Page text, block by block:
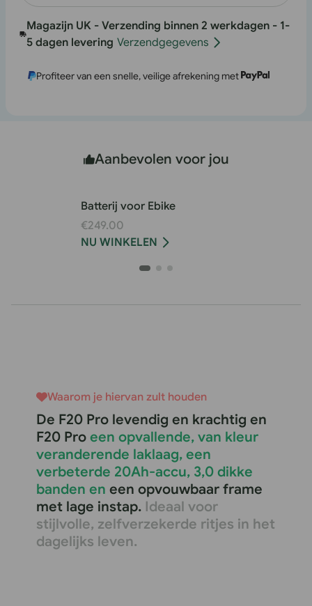
F20
Pro
F20
Pro
Magazijn UK - Verzending binnen 2 werkdagen - 1-
5 dagen levering Verzendgegevens
Profiteer van een snelle, veilige afrekening met
Aanbevolen voor jou
Batterij voor Ebike
€249.00
NU WINKELEN
Waarom je hiervan zult houden
De F20 Pro levendig en krachtig en
F20 Pro een opvallende, van kleur
veranderende laklaag, een
verbeterde 20Ah-accu, 3,0 dikke
banden en een opvouwbaar frame
met lage instap. Ideaal voor
stijlvolle, zelfverzekerde ritjes in het
dagelijks leven.